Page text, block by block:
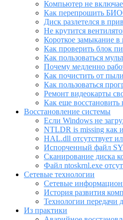
Компьютер не
Как перепрошить
Диск разлетелся в
Не крутится
Короткое замыкание в
Как проверить блок
Как пользоваться
Почему медленно
Как почистить от
Как пользоваться
Ремонт видеокарты
Как еще восстановить
Восстановление системы
Если Windows не
NTLDR is missing как
HAL.dll отсутствует
Испорченный файл
Сканирование диска
Файл ntoskrnl.exe
Сетевые технологии
Сетевые
История развития
Технологии передачи
Из практики